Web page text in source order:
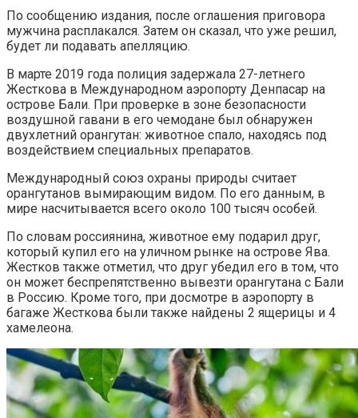
По сообщению издания, после оглашения приговора
мужчина расплакался. Затем он сказал, что уже решил,
будет ли подавать апелляцию.
В марте 2019 года полиция задержала 27-летнего
Жесткова в Международном аэропорту Денпасар на
острове Бали. При проверке в зоне безопасности
воздушной гавани в его чемодане был обнаружен
двухлетний орангутан: животное спало, находясь под
воздействием специальных препаратов.
Международный союз охраны природы считает
орангутанов вымирающим видом. По его данным, в
мире насчитывается всего около 100 тысяч особей.
По словам россиянина, животное ему подарил друг,
который купил его на уличном рынке на острове Ява.
Жестков также отметил, что друг убедил его в том, что
он может беспрепятственно вывезти орангутана с Бали
в Россию. Кроме того, при досмотре в аэропорту в
багаже Жесткова были также найдены 2 ящерицы и 4
хамелеона.